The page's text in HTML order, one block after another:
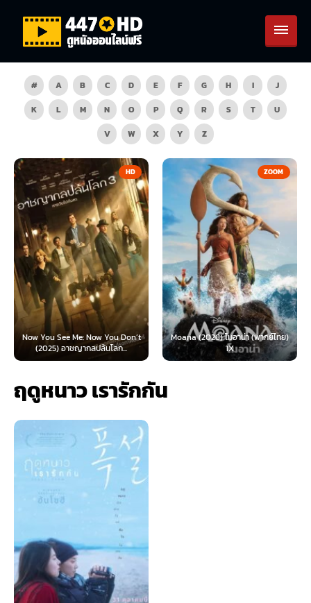
# A B C D E F G H I
J
K
L M N O P Q R S T
U
V
W X Y Z
HD
Now You See Me: Now You Don’t
(2025) อาชญากลปล้นโลก...
ZOOM
Moana (2026) โมอาน่า (พากย์ไทย)
1X
ฤดูหนาว เรารักกัน